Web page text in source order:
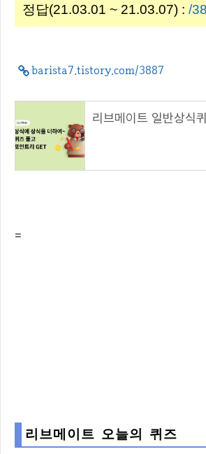
정답(21.03.01 ~ 21.03.07) : /
barista7.tistory.com/3887
=
리브메이트 오늘의 퀴즈